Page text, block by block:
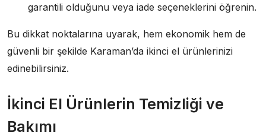
garantili olduğunu veya iade seçeneklerini öğrenin.
Bu dikkat noktalarına uyarak, hem ekonomik hem de
güvenli bir şekilde Karaman’da ikinci el ürünlerinizi
edinebilirsiniz.
İkinci El Ürünlerin Temizliği ve
Bakımı